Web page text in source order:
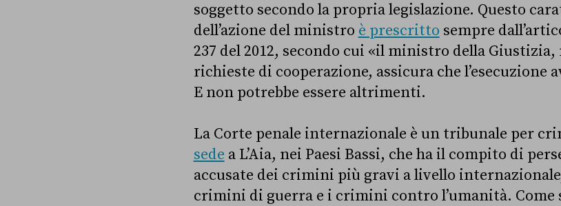
soggetto secondo la propria legislazione. Questo
dell’azione del ministro è prescritto sempre
237 del 2012, secondo cui «il ministro della Giustizia,
richieste di cooperazione, assicura che l’esecuzione
E non potrebbe essere altrimenti.
La Corte penale internazionale è un tribunale per
sede a L’Aia, nei Paesi Bassi, che ha il compito di
accusate dei crimini più gravi a livello
crimini di guerra e i crimini contro l’umanità. Come